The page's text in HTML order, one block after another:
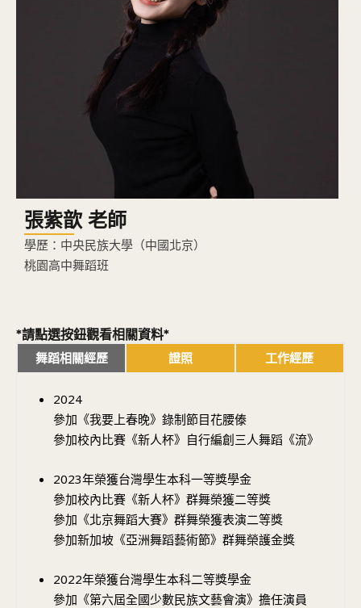
張紫歆 老師
學歷：中央民族大學（中國北京）
桃園高中舞蹈班
*請點選按鈕觀看相關資料*
舞蹈相關經歷 證照 工作經歷
2024
參加《我要上春晚》錄制節目花腰傣
參加校內比賽《新人杯》自行編創三人舞蹈《流》
2023年榮獲台灣學生本科一等獎學金
參加校內比賽《新人杯》群舞榮獲二等獎
參加《北京舞蹈大賽》群舞榮獲表演二等獎
參加新加坡《亞洲舞蹈藝術節》群舞榮護金獎
2022年榮獲台灣學生本科二等獎學金
參加《第六屆全國少數民族文藝會演》擔任演員